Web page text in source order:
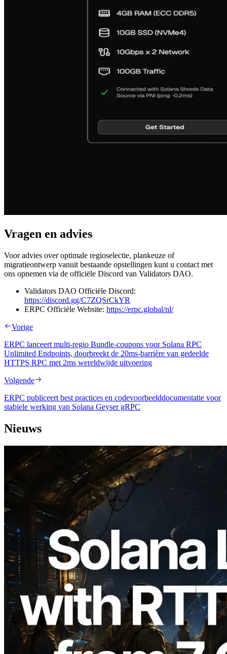
Vragen en advies
Voor advies over optimale regioselectie, plankeuze of
migratieontwerp vanuit bestaande opstellingen kunt u contact met
ons opnemen via de officiële Discord van Validators DAO.
Validators DAO Officiële Discord:
https://discord.gg/C7ZQSrCkYR
ERPC Officiële Website: https://erpc.global/nl/
Vorige
ERPC lanceert multi-regio Bundle-coupons voor Solana RPC
Unlimited Endpoints, doorbreekt de 20ms-barrière van gedeelde
HTTPS RPC met 2ms wereldwijde uitvoering
Volgende
ERPC publiceert best practices en codevoorbeelddocumentatie voor
stabiele werking van Solana Geyser gRPC
Nieuws
2026.08.05
ERPC Breidt Solana Leader Slot API Uit
met Pingmeting vanuit 7 Wereldwijde
Regio’s — Validators Information API
Ook Gelanceerd